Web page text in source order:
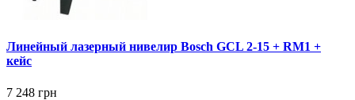
Линейный лазерный нивелир Bosch GCL 2-15 + RM1 +
кейс
7 248 грн